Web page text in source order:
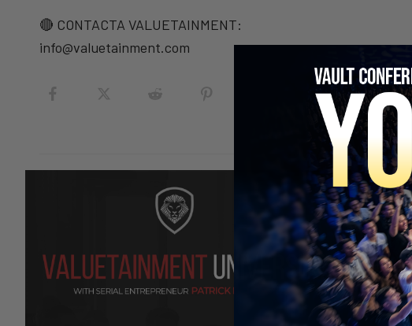
🔴 CONTACTA VALUETAINMENT:
info@valuetainment.com